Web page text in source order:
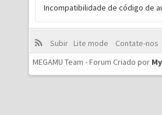
Incompatibilidade de código de
Subir Lite mode
Contate-nos
MEGAMU Team - Forum Criado por